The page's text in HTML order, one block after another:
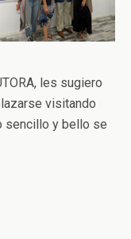
les sugiero
visitando
sencillo y bello se